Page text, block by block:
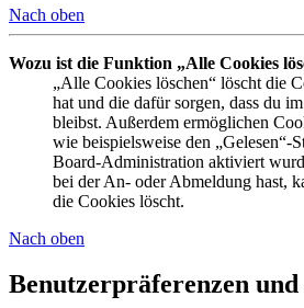
Nach oben
Wozu ist die Funktion „Alle Cookies
„Alle Cookies löschen“ löscht die
hat und die dafür sorgen, dass du
bleibst. Außerdem ermöglichen
wie beispielsweise den „Gelesen“-
Board-Administration aktiviert
bei der An- oder Abmeldung hast,
die Cookies löscht.
Nach oben
Benutzerpräferenzen